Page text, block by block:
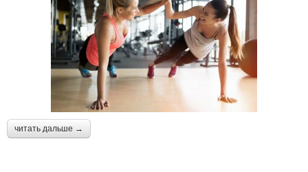
читать дальше →